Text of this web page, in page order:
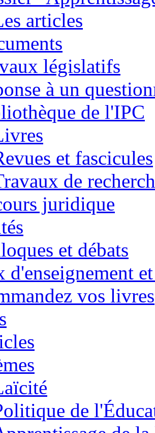
articles
législatifs
à un
de l'IPC
et fascicules
de
juridique
et débats
d'enseignement
vos livres
de